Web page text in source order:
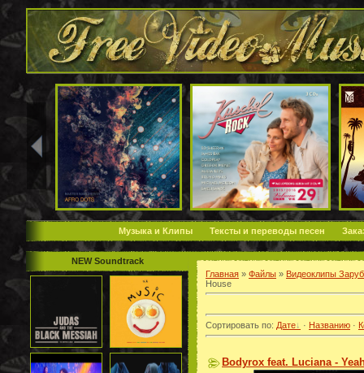
Музыка и Клипы Тексты и переводы песен
NEW Soundtrack
Главная » Файлы » Видеоклипы
House
Сортировать по: Дате · Названию ·
Bodyrox feat. Luciana -